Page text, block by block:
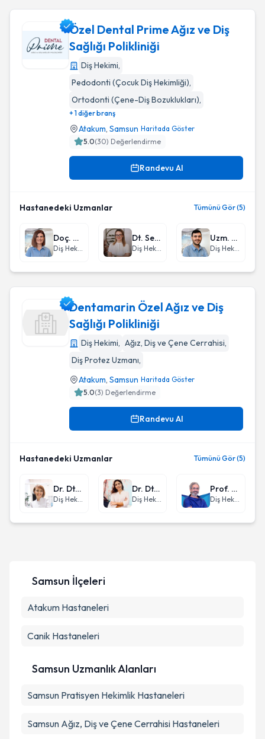
Özel Dental Prime Ağız ve Diş
Sağlığı Polikliniği
Diş Hekimi,
Pedodonti (Çocuk Diş Hekimliği),
Ortodonti (Çene-Diş Bozuklukları),
+ 1 diğer branş
Atakum, Samsun Haritada Göster
5.0(30) Değerlendirme
Randevu Al
Hastanedeki Uzmanlar Tümünü Gör (5)
Doç. Dr. Sezin Özer
Diş Hekimi
Dt. Sena Kırca
Diş Hekimi
Uzm. Dt. Gökcan Ertaş
Diş Hekimi
Dentamarin Özel Ağız ve Diş
Sağlığı Polikliniği
Diş Hekimi, Ağız, Diş ve Çene Cerrahisi,
Diş Protez Uzmanı,
Atakum, Samsun Haritada Göster
5.0(3) Değerlendirme
Randevu Al
Hastanedeki Uzmanlar Tümünü Gör (5)
Dr. Dt. Elif Özen Sandıkçı
Diş Hekimi
Dr. Dt. Nazife Tuba Telcioğlu
Diş Hekimi
Prof. Dr. Dt. Bora Özden
Diş Hekimi
Samsun İlçeleri
Atakum Hastaneleri
Canik Hastaneleri
Samsun Uzmanlık Alanları
Samsun Pratisyen Hekimlik Hastaneleri
Samsun Ağız, Diş ve Çene Cerrahisi Hastaneleri